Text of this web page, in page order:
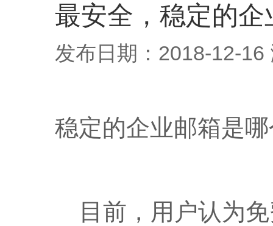
最安全，稳定的
发布日期：2018-12-16
稳定的企业邮箱是
目前，用户认为